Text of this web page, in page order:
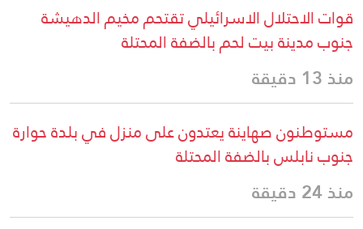
قوات الاحتلال الاسرائيلي تقتحم مخيم الدهيشة
جنوب مدينة بيت لحم بالضفة المحتلة
منذ 13 دقيقة
مستوطنون صهاينة يعتدون على منزل في بلدة حوارة
جنوب نابلس بالضفة المحتلة
منذ 24 دقيقة